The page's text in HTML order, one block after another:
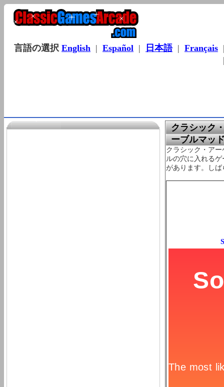
言語の選択 English | Español | 日本語| Français
クラシック
ーブルマッ
クラシック・ア
ルの穴に入れる
があります。し